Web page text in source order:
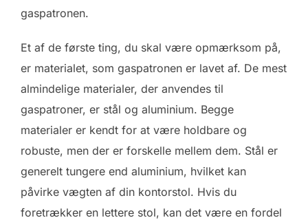
gaspatronen.
Et af de første ting, du skal være opmærksom på,
er materialet, som gaspatronen er lavet af. De mest
almindelige materialer, der anvendes til
gaspatroner, er stål og aluminium. Begge
materialer er kendt for at være holdbare og
robuste, men der er forskelle mellem dem. Stål er
generelt tungere end aluminium, hvilket kan
påvirke vægten af din kontorstol. Hvis du
foretrækker en lettere stol, kan det være en fordel